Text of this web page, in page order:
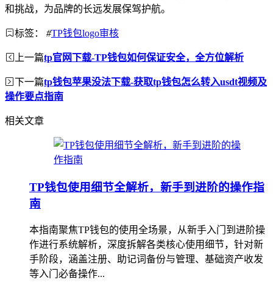
和挑战，为品牌的长远发展保驾护航。
标签： #TP钱包logo审核
上一篇tp官网下载-TP钱包如何保证安全，全方位解析
下一篇tp钱包苹果没法下载-获取tp钱包怎么转入usdt视频及
操作要点指南
相关文章
TP钱包使用细节全解析，新手到进阶的操作指
南
本指南聚焦TP钱包的使用全场景，从新手入门到进阶操
作进行系统解析，深度拆解各类核心使用细节，针对新
手阶段，涵盖注册、助记词备份与管理、基础资产收发
等入门必备操作...